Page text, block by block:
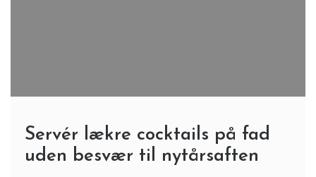
Servér lækre cocktails på fad
uden besvær til nytårsaften